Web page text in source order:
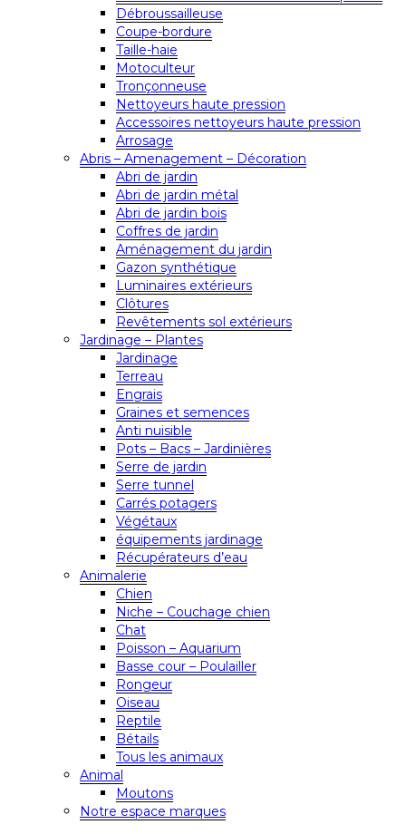
Débroussailleuse
Coupe-bordure
Taille-haie
Motoculteur
Tronçonneuse
Nettoyeurs haute pression
Accessoires nettoyeurs haute pression
Arrosage
Abris – Amenagement – Décoration
Abri de jardin
Abri de jardin métal
Abri de jardin bois
Coffres de jardin
Aménagement du jardin
Gazon synthétique
Luminaires extérieurs
Clôtures
Revêtements sol extérieurs
Jardinage – Plantes
Jardinage
Terreau
Engrais
Graines et semences
Anti nuisible
Pots – Bacs – Jardinières
Serre de jardin
Serre tunnel
Carrés potagers
Végétaux
équipements jardinage
Récupérateurs d’eau
Animalerie
Chien
Niche – Couchage chien
Chat
Poisson – Aquarium
Basse cour – Poulailler
Rongeur
Oiseau
Reptile
Bétails
Tous les animaux
Animal
Moutons
Notre espace marques